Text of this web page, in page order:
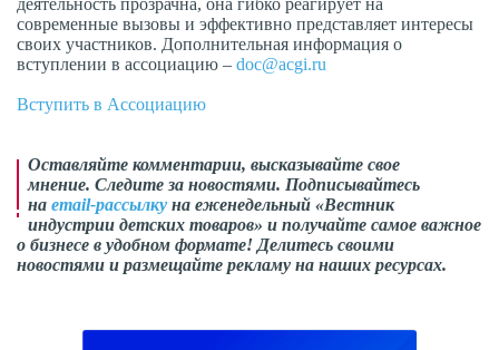
деятельность прозрачна, она гибко реагирует на
современные вызовы и эффективно представляет интересы
своих участников. Дополнительная информация о
вступлении в ассоциацию – doc@acgi.ru
Вступить в Ассоциацию
Оставляйте комментарии, высказывайте свое
мнение. Следите за новостями. Подписывайтесь
на email-рассылку на еженедельный «Вестник
индустрии детских товаров» и получайте самое важное
о бизнесе в удобном формате! Делитесь своими
новостями и размещайте рекламу на наших ресурсах.